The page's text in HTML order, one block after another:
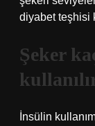
diyabet teşhisi
Şeker
İnsülin